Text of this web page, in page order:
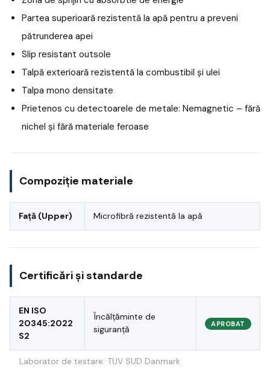
Partea superioară rezistentă la apă pentru a preveni
pătrunderea apei
Slip resistant outsole
Talpă exterioară rezistentă la combustibil și ulei
Talpa mono densitate
Prietenos cu detectoarele de metale: Nemagnetic – fără
nichel și fără materiale feroase
Compoziție materiale
Față (Upper) Microfibră rezistentă la apă
Certificări și standarde
EN ISO
20345:2022
S2
Încălțăminte de
siguranță
APROBAT
Laborator de testare: TUV SUD Danmark